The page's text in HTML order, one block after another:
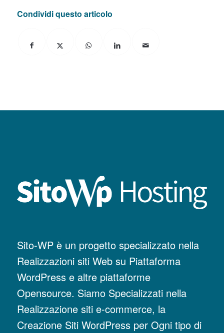
Condividi questo articolo
Sito-WP è un progetto specializzato nella
Realizzazioni siti Web su Piattaforma
WordPress e altre piattaforme
Opensource. Siamo Specializzati nella
Realizzazione siti e-commerce, la
Creazione Siti WordPress per Ogni tipo di